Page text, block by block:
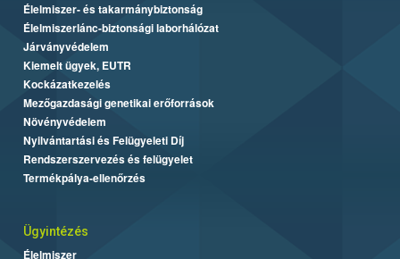
Élelmiszer- és takarmánybiztonság
Élelmiszerlánc-biztonsági laborhálózat
Járványvédelem
Kiemelt ügyek, EUTR
Kockázatkezelés
Mezőgazdasági genetikai erőforrások
Növényvédelem
Nyilvántartási és Felügyeleti Díj
Rendszerszervezés és felügyelet
Termékpálya-ellenőrzés
Ügyintézés
Élelmiszer